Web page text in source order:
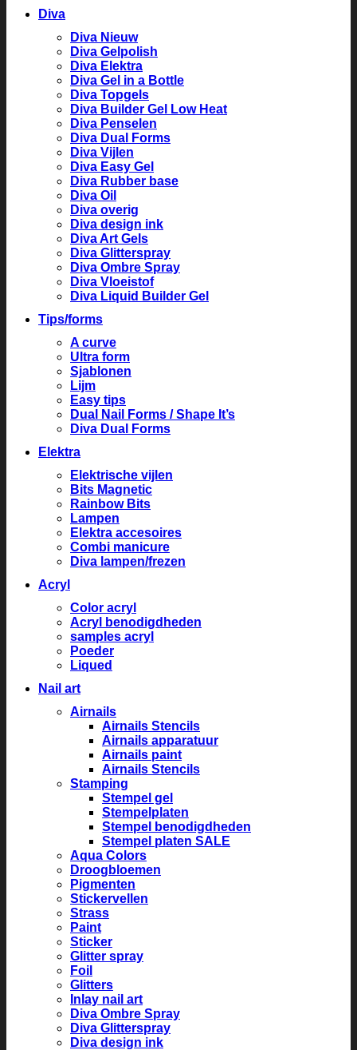
Diva
Diva Nieuw
Diva Gelpolish
Diva Elektra
Diva Gel in a Bottle
Diva Topgels
Diva Builder Gel Low Heat
Diva Penselen
Diva Dual Forms
Diva Vijlen
Diva Easy Gel
Diva Rubber base
Diva Oil
Diva overig
Diva design ink
Diva Art Gels
Diva Glitterspray
Diva Ombre Spray
Diva Vloeistof
Diva Liquid Builder Gel
Tips/forms
A curve
Ultra form
Sjablonen
Lijm
Easy tips
Dual Nail Forms / Shape It’s
Diva Dual Forms
Elektra
Elektrische vijlen
Bits Magnetic
Rainbow Bits
Lampen
Elektra accesoires
Combi manicure
Diva lampen/frezen
Acryl
Color acryl
Acryl benodigdheden
samples acryl
Poeder
Liqued
Nail art
Airnails
Airnails Stencils
Airnails apparatuur
Airnails paint
Airnails Stencils
Stamping
Stempel gel
Stempelplaten
Stempel benodigdheden
Stempel platen SALE
Aqua Colors
Droogbloemen
Pigmenten
Stickervellen
Strass
Paint
Sticker
Glitter spray
Foil
Glitters
Inlay nail art
Diva Ombre Spray
Diva Glitterspray
Diva design ink